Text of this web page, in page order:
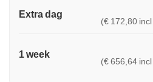
Extra dag
(€ 172,80
1 week
(€ 656,64